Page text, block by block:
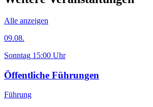
Alle anzeigen
09.08.
Sonntag 15:00 Uhr
Öffentliche Führungen
Führung